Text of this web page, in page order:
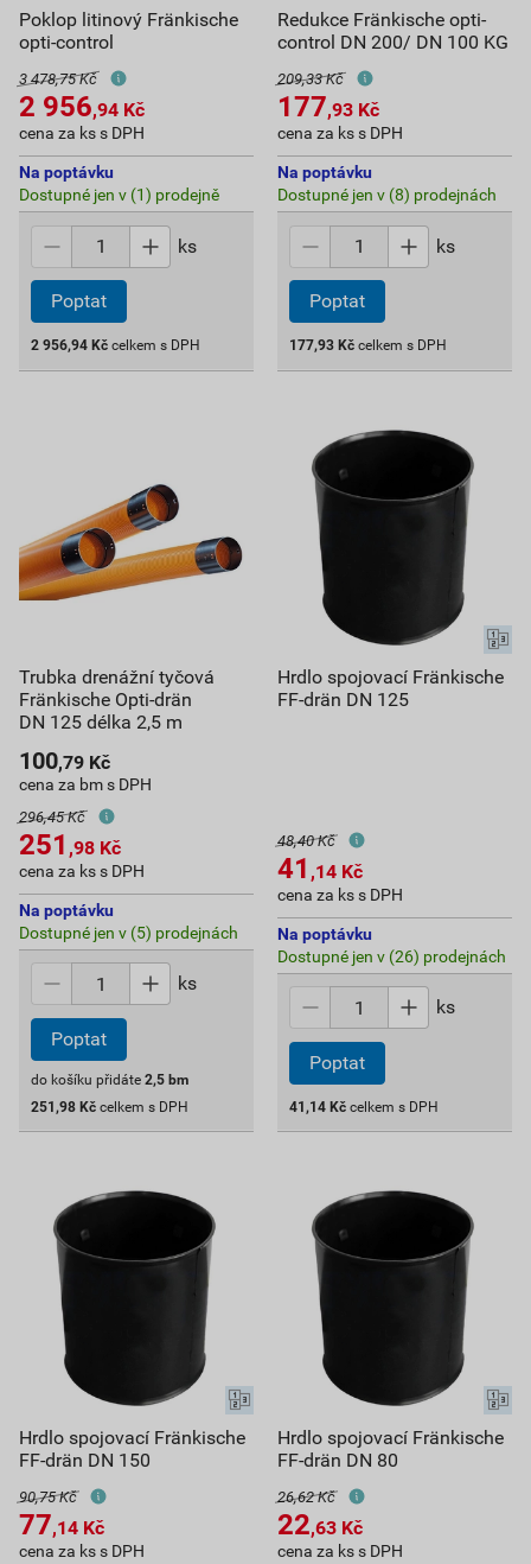
Poklop litinový Fränkische
opti-control
3 478,75 Kč
2 956,94 Kč
cena za ks s DPH
Na poptávku
Dostupné jen v (1) prodejně
ks
Poptat
2 956,94 Kč celkem s DPH
Redukce Fränkische opti-
control DN 200/ DN 100 KG
209,33 Kč
177,93 Kč
cena za ks s DPH
Na poptávku
Dostupné jen v (8) prodejnách
ks
Poptat
177,93 Kč celkem s DPH
Trubka drenážní tyčová
Fränkische Opti-drän
DN 125 délka 2,5 m
100,79 Kč
cena za bm s DPH
296,45 Kč
251 ,98 Kč
cena za ks s DPH
Na poptávku
Dostupné jen v (5) prodejnách
ks
Poptat
do košíku přidáte 2,5 bm
251,98 Kč celkem s DPH
Hrdlo spojovací Fränkische
FF-drän DN 125
48,40 Kč
41 ,14 Kč
cena za ks s DPH
Na poptávku
Dostupné jen v (26) prodejnách
ks
Poptat
41,14 Kč celkem s DPH
Hrdlo spojovací Fränkische
FF-drän DN 150
90,75 Kč
77,14 Kč
cena za ks s DPH
Hrdlo spojovací Fränkische
FF-drän DN 80
26,62 Kč
22,63 Kč
cena za ks s DPH